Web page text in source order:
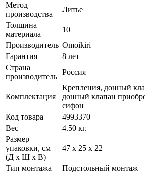
Метод
производства
Литье
Толщина
материала
10
Производитель Omoikiri
Гарантия
8 лет
Страна
производитель
Россия
Комплектация
Крепления, донный
донный клапан
сифон
Код товара
4993370
Вес
4.50 кг.
Размер
упаковки, см
(Д х Ш х В)
47 х 25 х 22
Тип монтажа Подстольный монтаж